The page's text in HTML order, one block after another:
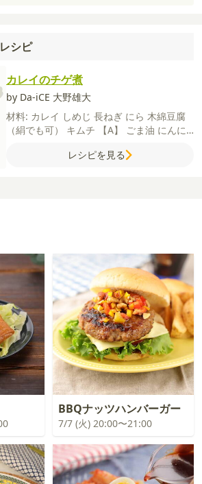
シピ
カレイのチゲ煮
by Da-iCE 大野雄大
材料: カレイ しめじ 長ねぎ にら 木綿豆腐
（絹でも可） キムチ 【A】 ごま油 にんに
砂糖
レシピを見る
BBQナッツハンバーガー
7/7 (火) 20:00〜21:00